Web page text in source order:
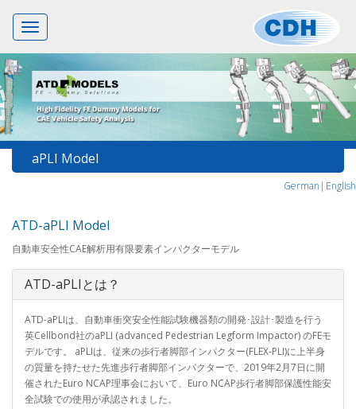
Toggle
navigation
aPLI Model
German| English
ATD-aPLI Model
自動車安全性CAE解析用有限要素インパクターモデル
ATD-aPLIとは？
ATD-aPLIは、自動車衝突安全性能試験機器類の開発･設計･製造を行う
英Cellbond社のaPLI (advanced Pedestrian Legform Impactor) のFEモ
デルです。 aPLIは、従来の歩行者脚部インパクター(FLEX-PLI)に上半身
の質量を持たせた先進歩行者脚部インパクターで、2019年2月7日に開
催されたEuro NCAP理事会において、Euro NCAP歩行者脚部保護性能安
全試験での使用が承認されました。